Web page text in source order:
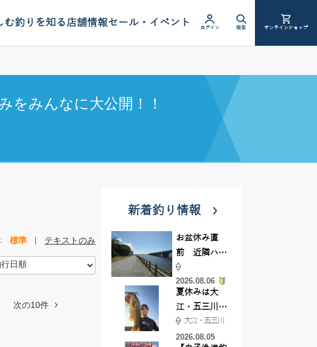
む釣りを知る店舗情報セール・イベント ログイン 検索 オンラインショップ
をみんなに大公開！！
標準 テキストのみ
次の10件
新着釣り情報
お盆休み直
前 近隣ハゼ
釣り場調査し
てきました
2026.08.06
夏休みは大
江・五三川で
バスフィッシ
ング♪
大江・五三川
2026.08.05